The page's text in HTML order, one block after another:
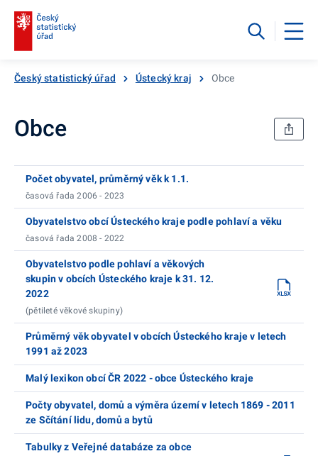
Český statistický úřad Ústecký kraj Obce
Obce
Počet obyvatel, průměrný věk k 1.1.
časová řada 2006 - 2023
Obyvatelstvo obcí Ústeckého kraje podle pohlaví a věku
časová řada 2008 - 2022
Obyvatelstvo podle pohlaví a věkových
skupin v obcích Ústeckého kraje k 31. 12.
2022
(pětileté věkové skupiny)
Průměrný věk obyvatel v obcích Ústeckého kraje v letech
1991 až 2023
Malý lexikon obcí ČR 2022 - obce Ústeckého kraje
Počty obyvatel, domů a výměra území v letech 1869 - 2011
ze Sčítání lidu, domů a bytů
Tabulky z Veřejné databáze za obce